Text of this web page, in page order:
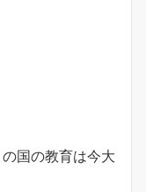
国の教育は今大